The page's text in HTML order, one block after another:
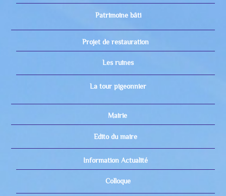
Patrimoine bâti
Projet de restauration
Les ruines
La tour pigeonnier
Mairie
Edito du maire
Information Actualité
Colloque